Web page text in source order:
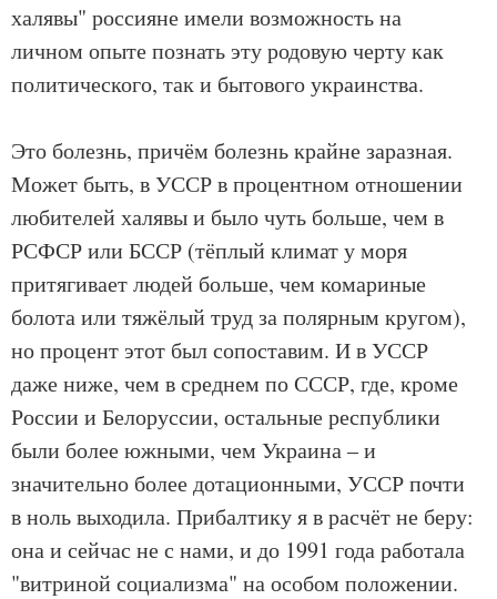
халявы" россияне имели возможность на
личном опыте познать эту родовую черту как
политического, так и бытового украинства.
Это болезнь, причём болезнь крайне заразная.
Может быть, в УССР в процентном отношении
любителей халявы и было чуть больше, чем в
РСФСР или БССР (тёплый климат у моря
притягивает людей больше, чем комариные
болота или тяжёлый труд за полярным кругом),
но процент этот был сопоставим. И в УССР
даже ниже, чем в среднем по СССР, где, кроме
России и Белоруссии, остальные республики
были более южными, чем Украина – и
значительно более дотационными, УССР почти
в ноль выходила. Прибалтику я в расчёт не беру:
она и сейчас не с нами, и до 1991 года работала
"витриной социализма" на особом положении.